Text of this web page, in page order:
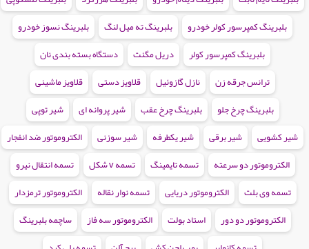
بلبرینگ کمپرسور کولر خودرو
بلبرینگ ته میل لنگ
بلبرینگ نسوز خودرو
بلبرینگ کمپرسور کولر
دریل مگنت
دستگاه بسته بندی نان
ترانس جرقه زن
نازل گازوئیل قلاویز دستی
قلاویز ماشینی
بلبرینگ چرخ جلو
بلبرینگ چرخ عقب شیر پروانه ای
شیر توپی
شیر کشویی
شیر برقی شیر یکطرفه شیر سوزنی
الکتروموتور ضد انفجار
الکتروموتور دو سرعته
تسمه تایمینگ تسمه v شکل
تسمه انتقال نیرو
تسمه وی بلت
الکتروموتور دریایی تسمه نوار نقاله
الکتروموتور ترمزدار
الکتروموتور دو دور
استاد بولت الکتروموتور سه فاز
ساچمه بلبرینگ